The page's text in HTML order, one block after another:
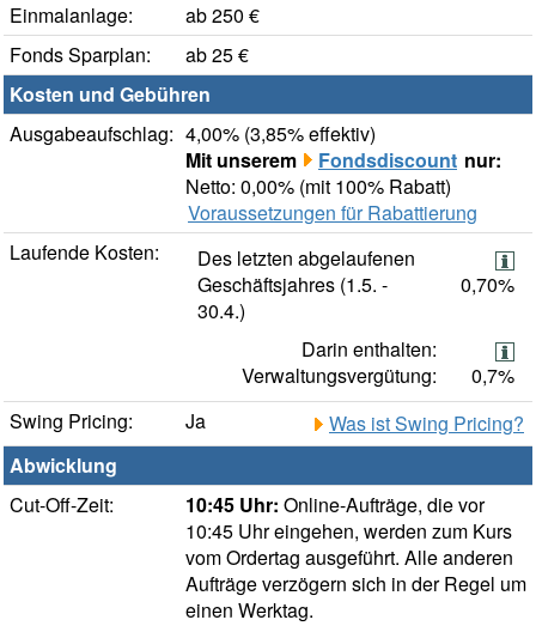
Einmalanlage:
ab 250 €
Fonds Sparplan:
ab 25 €
Kosten und Gebühren
Ausgabeaufschlag: 4,00% (3,85% effektiv)
Mit unserem
Fondsdiscount nur:
Netto: 0,00% (mit 100% Rabatt)
Voraussetzungen für Rabattierung
Laufende Kosten:
Des letzten abgelaufenen
Geschäftsjahres (1.5. -
30.4.)
0,70%
Darin enthalten:
Verwaltungsvergütung:
0,7%
Swing Pricing:
Ja
Was ist Swing Pricing?
Abwicklung
Cut-Off-Zeit:
10:45 Uhr: Online-Aufträge, die vor
10:45 Uhr eingehen, werden zum Kurs
vom Ordertag ausgeführt. Alle anderen
Aufträge verzögern sich in der Regel um
einen Werktag.